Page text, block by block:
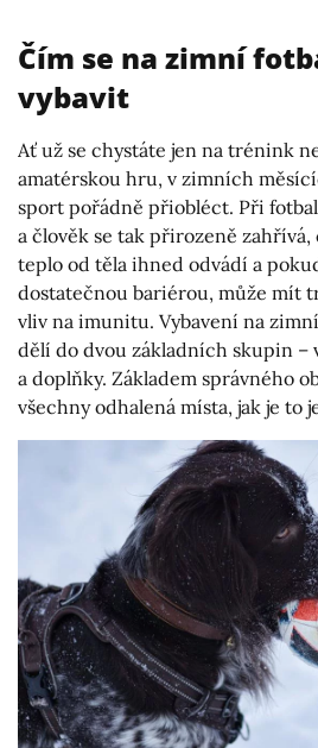
Čím se na zimní
vybavit
Ať už se chystáte jen na trénink
amatérskou hru, v zimních
sport pořádně přiobléct. Při
a člověk se tak přirozeně zahřívá,
teplo od těla ihned odvádí a
dostatečnou bariérou, může mít
vliv na imunitu. Vybavení na
dělí do dvou základních skupin –
a doplňky. Základem správného
všechny odhalená místa, jak je to